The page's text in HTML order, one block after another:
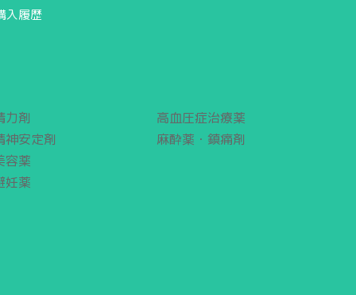
入履歴
力剤
神安定剤
容薬
妊薬
高血圧症治療薬
麻酔薬・鎮痛剤